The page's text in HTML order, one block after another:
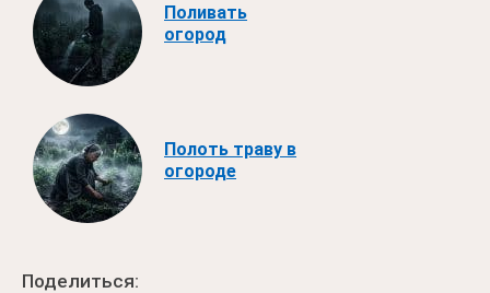
Поливать
огород
Полоть траву в
огороде
Поделиться: